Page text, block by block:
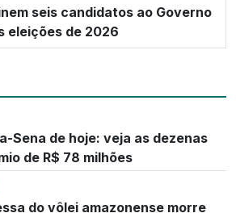
seis candidatos ao Governo
eleições de 2026
Sena de hoje: veja as dezenas
de R$ 78 milhões
do vôlei amazonense morre